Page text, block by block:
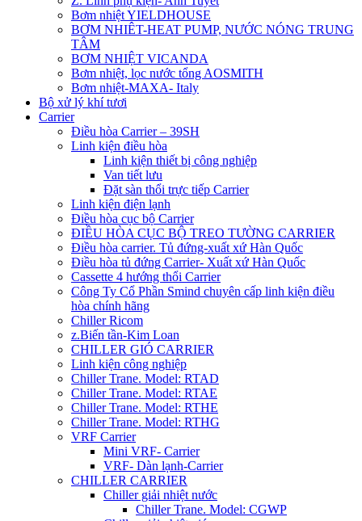
Bơm nhiệt YIELDHOUSE
BƠM NHIÊT-HEAT PUMP, NƯỚC NÓNG TRUNG
TÂM
BƠM NHIỆT VICANDA
Bơm nhiệt, lọc nước tổng AOSMITH
Bơm nhiệt-MAXA- Italy
Bộ xử lý khí tươi
Carrier
Điều hòa Carrier – 39SH
Linh kiện điều hòa
Linh kiện thiết bị công nghiệp
Van tiết lưu
Đặt sàn thổi trực tiếp Carrier
Linh kiện điện lạnh
Điều hòa cục bộ Carrier
ĐIỀU HÒA CỤC BỘ TREO TƯỜNG CARRIER
Điều hòa carrier. Tủ đứng-xuất xứ Hàn Quốc
Điều hòa tủ đứng Carrier- Xuất xứ Hàn Quốc
Cassette 4 hướng thổi Carrier
Công Ty Cổ Phần Smind chuyên cấp linh kiện điều
hòa chính hãng
Chiller Ricom
z.Biến tần-Kim Loan
CHILLER GIÓ CARRIER
Linh kiện công nghiệp
Chiller Trane. Model: RTAD
Chiller Trane. Model: RTAE
Chiller Trane. Model: RTHE
Chiller Trane. Model: RTHG
VRF Carrier
Mini VRF- Carrier
VRF- Dàn lạnh-Carrier
CHILLER CARRIER
Chiller giải nhiệt nước
Chiller Trane. Model: CGWP